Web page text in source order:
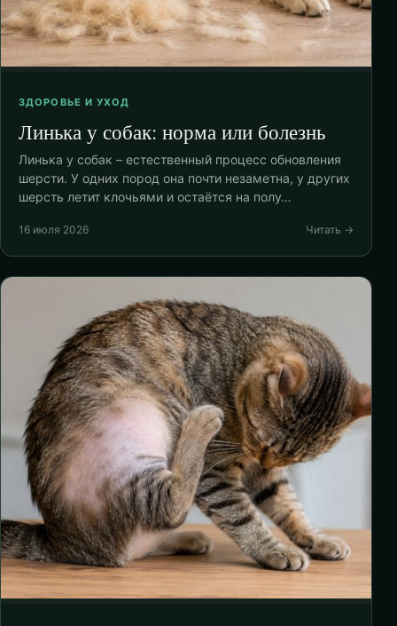
ЗДОРОВЬЕ И УХОД
Линька у собак: норма или болезнь
Линька у собак – естественный процесс обновления
шерсти. У одних пород она почти незаметна, у других
шерсть летит клочьями и остаётся на полу…
16 июля 2026 Читать →